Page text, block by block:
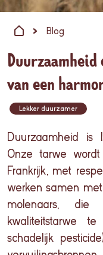
Blog
van een
Lekker duurzamer
Duurzaamheid is
Onze tarwe
Frankrijk, met
werken samen
molenaars,
kwaliteitstarwe
schadelijk